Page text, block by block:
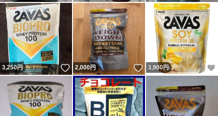
3,250円 いいね！
2,000円 いいね！
3,900円